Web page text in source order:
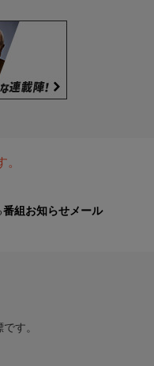
番組お知らせメール
す。